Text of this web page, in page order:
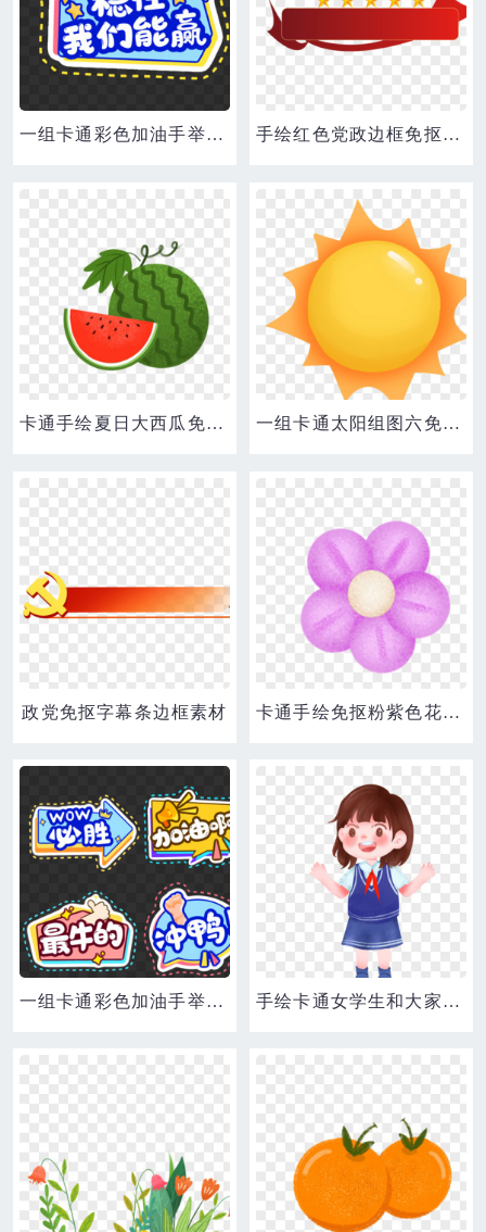
一组卡通彩色加油手举牌免抠装饰稳住我们能赢素材 手绘红色党政边框免抠素材
卡通手绘夏日大西瓜免抠素材 一组卡通太阳组图六免抠素材
政党免抠字幕条边框素材 卡通手绘免抠粉紫色花朵素材
一组卡通彩色加油手举牌免抠装饰素材 手绘卡通女学生和大家打招呼免抠素材